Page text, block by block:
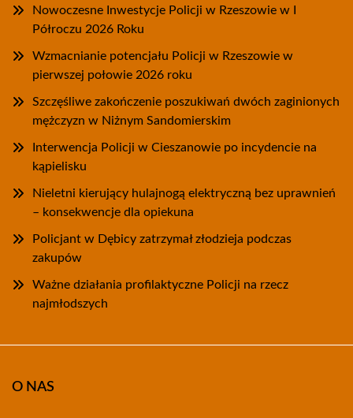
Nowoczesne Inwestycje Policji w Rzeszowie w I
Półroczu 2026 Roku
Wzmacnianie potencjału Policji w Rzeszowie w
pierwszej połowie 2026 roku
Szczęśliwe zakończenie poszukiwań dwóch zaginionych
mężczyzn w Niżnym Sandomierskim
Interwencja Policji w Cieszanowie po incydencie na
kąpielisku
Nieletni kierujący hulajnogą elektryczną bez uprawnień
– konsekwencje dla opiekuna
Policjant w Dębicy zatrzymał złodzieja podczas
zakupów
Ważne działania profilaktyczne Policji na rzecz
najmłodszych
O NAS